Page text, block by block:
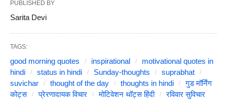
PUBLISHED BY
Sarita Devi
TAGS:
good morning quotes inspirational
motivational quotes in
hindi
status in hindi Sunday-thoughts
suprabhat
suvichar
thought of the day thoughts in hindi
गुड मॉर्निंग
कोट्स
प्रेरणादायक विचार मोटिवेशन थॉट्स हिंदी रविवार सुविचार